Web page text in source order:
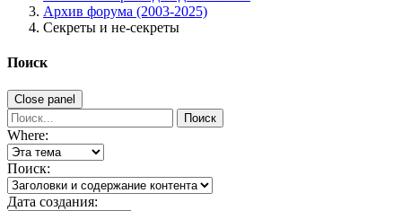
Архив форума (2003-2025)
Секреты и не-секреты
Поиск
Close panel
Поиск
Where:
Поиск:
Дата создания: